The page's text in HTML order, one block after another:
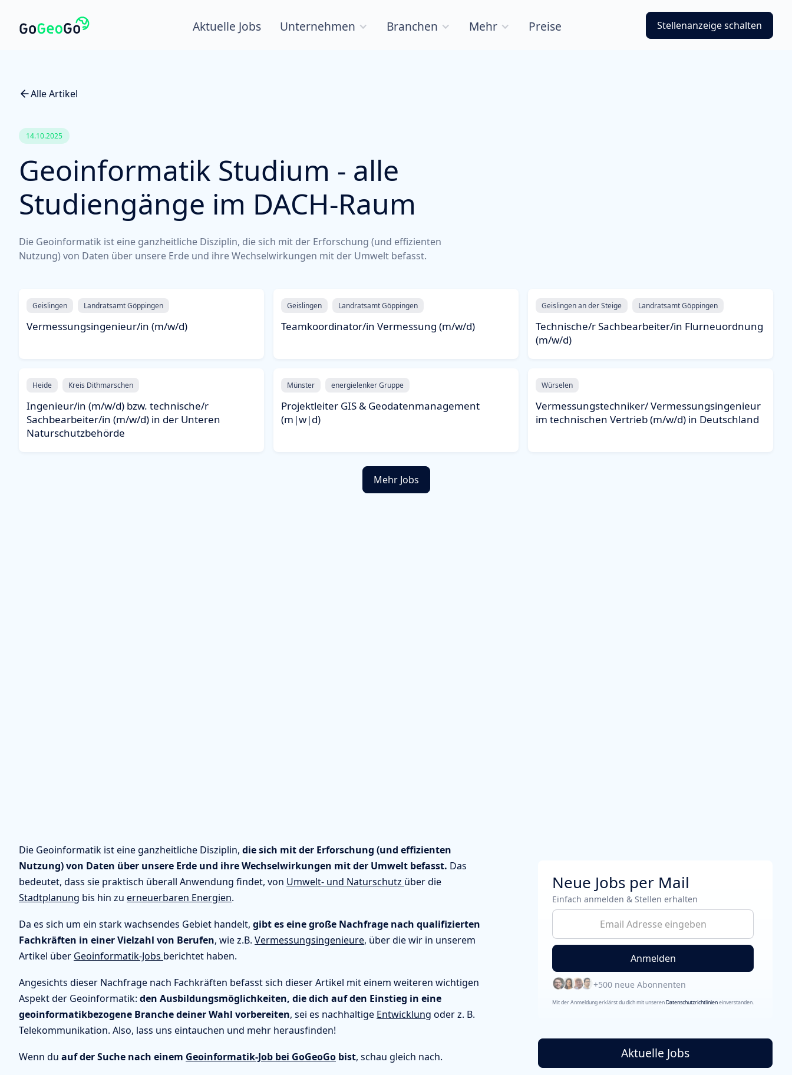
Aktuelle Jobs Unternehmen Branchen Mehr Preise Stellenanzeige schalten
Alle Artikel
14.10.2025
Geoinformatik Studium - alle
Studiengänge im DACH-Raum
Die Geoinformatik ist eine ganzheitliche Disziplin, die sich mit der Erforschung (und effizienten
Nutzung) von Daten über unsere Erde und ihre Wechselwirkungen mit der Umwelt befasst.
Geislingen Landratsamt Göppingen
Vermessungsingenieur/in (m/w/d)
Geislingen Landratsamt Göppingen
Teamkoordinator/in Vermessung (m/w/d)
Geislingen an der Steige Landratsamt Göppingen
Technische/r Sachbearbeiter/in Flurneuordnung
(m/w/d)
Heide Kreis Dithmarschen
Ingenieur/in (m/w/d) bzw. technische/r
Sachbearbeiter/in (m/w/d) in der Unteren
Naturschutzbehörde
Münster energielenker Gruppe
Projektleiter GIS & Geodatenmanagement
(m|w|d)
Würselen
Vermessungstechniker/ Vermessungsingenieur
im technischen Vertrieb (m/w/d) in Deutschland
Mehr Jobs
Die Geoinformatik ist eine ganzheitliche Disziplin, die sich mit der Erforschung (und effizienten
Nutzung) von Daten über unsere Erde und ihre Wechselwirkungen mit der Umwelt befasst. Das
bedeutet, dass sie praktisch überall Anwendung findet, von Umwelt- und Naturschutz über die
Stadtplanung bis hin zu erneuerbaren Energien.
Da es sich um ein stark wachsendes Gebiet handelt, gibt es eine große Nachfrage nach qualifizierten
Fachkräften in einer Vielzahl von Berufen, wie z.B. Vermessungsingenieure, über die wir in unserem
Artikel über Geoinformatik-Jobs berichtet haben.
Angesichts dieser Nachfrage nach Fachkräften befasst sich dieser Artikel mit einem weiteren wichtigen
Aspekt der Geoinformatik: den Ausbildungsmöglichkeiten, die dich auf den Einstieg in eine
geoinformatikbezogene Branche deiner Wahl vorbereiten, sei es nachhaltige Entwicklung oder z. B.
Telekommunikation. Also, lass uns eintauchen und mehr herausfinden!
Wenn du auf der Suche nach einem Geoinformatik-Job bei GoGeoGo bist, schau gleich nach.
Neue Jobs per Mail
Einfach anmelden & Stellen erhalten
+500 neue Abonnenten
Mit der Anmeldung erklärst du dich mit unserenDatenschutzrichtlinieneinverstanden.
Aktuelle Jobs